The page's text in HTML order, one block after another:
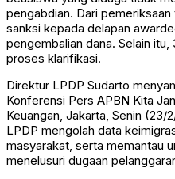
pengabdian. Dari
sanksi kepada delapan
pengembalian dana. Selain
proses klarifikasi.
Direktur LPDP Sudarto
Konferensi Pers APBN Kita
Keuangan, Jakarta, Senin (23/
LPDP mengolah data
masyarakat, serta memantau
menelusuri dugaan